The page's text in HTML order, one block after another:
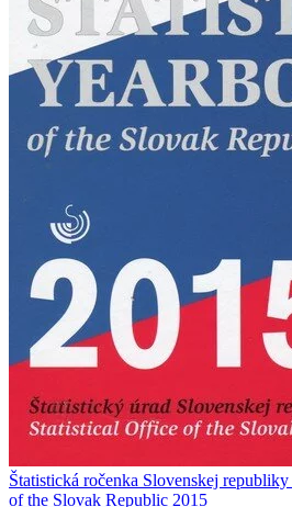
Štatistická ročenka Slovenskej
of the Slovak Republic 2015